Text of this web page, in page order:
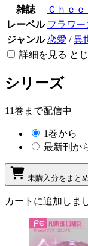
雑誌
Ｃｈｅｅ
レーベル フラワー
ジャンル 恋愛 /異
詳細を見る と
シリーズ
11巻まで配信中
1巻から
最新刊か
未購入分をまと
カートに追加しま